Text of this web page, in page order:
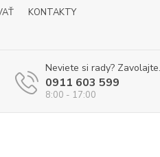
KONTAKTY
Neviete si rady? Zavolajte.
0911 603 599
8:00 - 17:00